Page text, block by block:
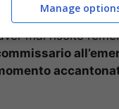
mai risolto
Manage